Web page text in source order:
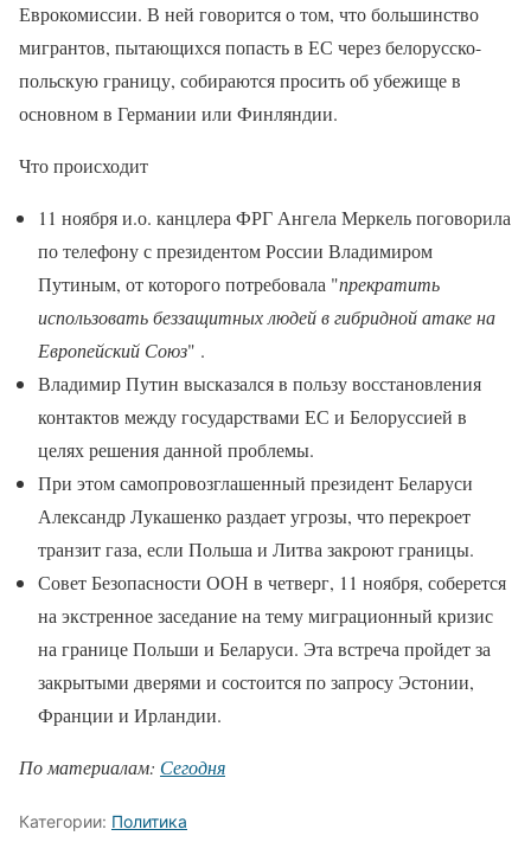
Еврокомиссии. В ней говорится о том, что большинство
мигрантов, пытающихся попасть в ЕС через белорусско-
польскую границу, собираются просить об убежище в
основном в Германии или Финляндии.
Что происходит
11 ноября и.о. канцлера ФРГ Ангела Меркель поговорила
по телефону с президентом России Владимиром
Путиным, от которого потребовала "прекратить
использовать беззащитных людей в гибридной атаке на
Европейский Союз" .
Владимир Путин высказался в пользу восстановления
контактов между государствами ЕС и Белоруссией в
целях решения данной проблемы.
При этом самопровозглашенный президент Беларуси
Александр Лукашенко раздает угрозы, что перекроет
транзит газа, если Польша и Литва закроют границы.
Совет Безопасности ООН в четверг, 11 ноября, соберется
на экстренное заседание на тему миграционный кризис
на границе Польши и Беларуси. Эта встреча пройдет за
закрытыми дверями и состоится по запросу Эстонии,
Франции и Ирландии.
По материалам: Сегодня
Категории: Политика